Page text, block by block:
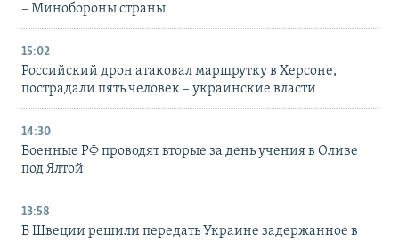
– Минобороны страны
15:02
Российский дрон атаковал маршрутку в Херсоне,
пострадали пять человек – украинские власти
14:30
Военные РФ проводят вторые за день учения в Оливе
под Ялтой
13:58
В Швеции решили передать Украине задержанное в